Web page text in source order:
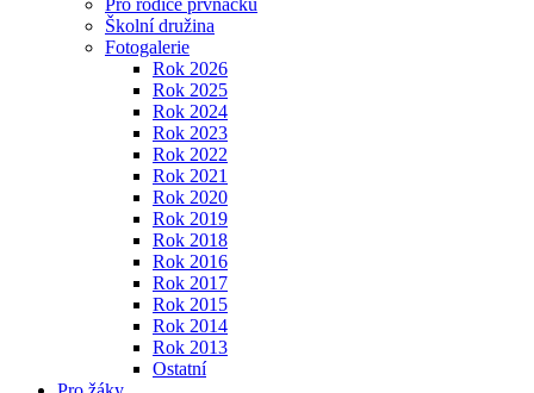
Pro rodiče prvňáčků
Školní družina
Fotogalerie
Rok 2026
Rok 2025
Rok 2024
Rok 2023
Rok 2022
Rok 2021
Rok 2020
Rok 2019
Rok 2018
Rok 2016
Rok 2017
Rok 2015
Rok 2014
Rok 2013
Ostatní